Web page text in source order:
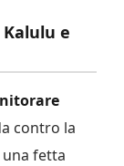
e
contro la
fetta